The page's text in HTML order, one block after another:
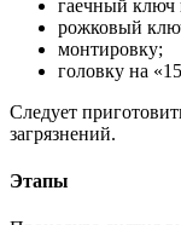
гаечный ключ
рожковый
монтировку;
головку на
Следует
загрязнений.
Этапы